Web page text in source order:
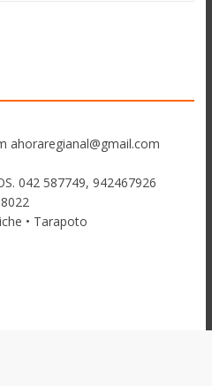
ahoraregianal@gmail.com
042 587749, 942467926
• Tarapoto